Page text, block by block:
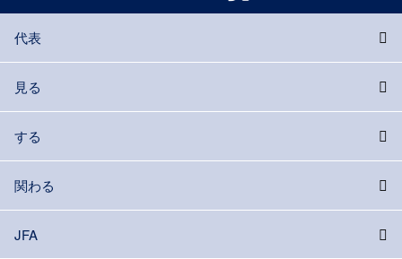
代表
見る
する
関わる
JFA